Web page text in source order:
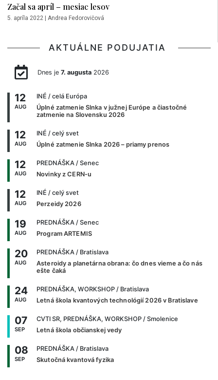
Začal sa apríl – mesiac lesov
5. apríla 2022 | Andrea Fedorovičová
AKTUÁLNE PODUJATIA
Dnes je 7. augusta2026
12
AUG
INÉ / celá Európa
Úplné zatmenie Slnka v južnej Európe a čiastočné
zatmenie na Slovensku 2026
12
AUG
INÉ / celý svet
Úplné zatmenie Slnka 2026 – priamy prenos
12
AUG
PREDNÁŠKA / Senec
Novinky z CERN-u
12
AUG
INÉ / celý svet
Perzeidy 2026
19
AUG
PREDNÁŠKA / Senec
Program ARTEMIS
20
AUG
PREDNÁŠKA / Bratislava
Asteroidy a planetárna obrana: čo dnes vieme a čo nás
ešte čaká
24
AUG
PREDNÁŠKA, WORKSHOP / Bratislava
Letná škola kvantových technológií 2026 v Bratislave
07
SEP
CVTI SR, PREDNÁŠKA, WORKSHOP / Smolenice
Letná škola občianskej vedy
08
SEP
PREDNÁŠKA / Bratislava
Skutočná kvantová fyzika